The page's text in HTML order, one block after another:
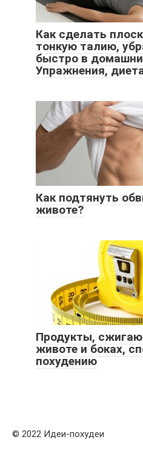
Как сделать
тонкую талию,
быстро в
Упражнения,
Как подтянуть
животе?
Продукты,
животе и боках,
похудению
© 2022 Идеи-похудеи